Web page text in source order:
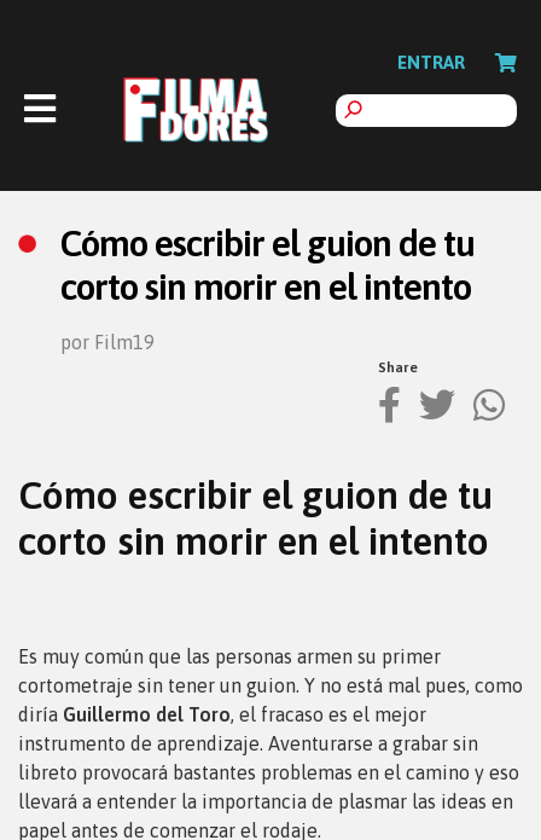
ENTRAR
Cómo escribir el guion de tu
corto sin morir en el intento
por Film19
Share
Cómo escribir el guion de tu
corto sin morir en el intento
Es muy común que las personas armen su primer
cortometraje sin tener un guion. Y no está mal pues, como
diría Guillermo del Toro, el fracaso es el mejor
instrumento de aprendizaje. Aventurarse a grabar sin
libreto provocará bastantes problemas en el camino y eso
llevará a entender la importancia de plasmar las ideas en
papel antes de comenzar el rodaje.